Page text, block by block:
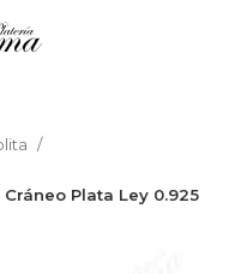
Plata Ley 0.925